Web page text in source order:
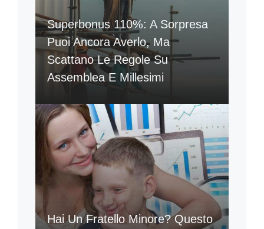
Superbonus 110%: A Sorpresa
Puoi Ancora Averlo, Ma
Scattano Le Regole Su
Assemblea E Millesimi
Hai Un Fratello Minore? Questo